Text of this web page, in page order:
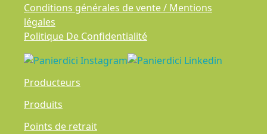
Conditions générales de vente / Mentions
légales
Politique De Confidentialité
Producteurs
Produits
Points de retrait